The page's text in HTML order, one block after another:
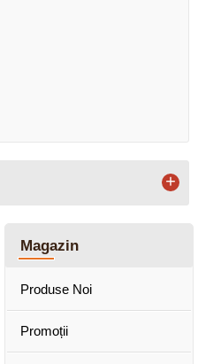
+
Magazin
Produse Noi
Promoții